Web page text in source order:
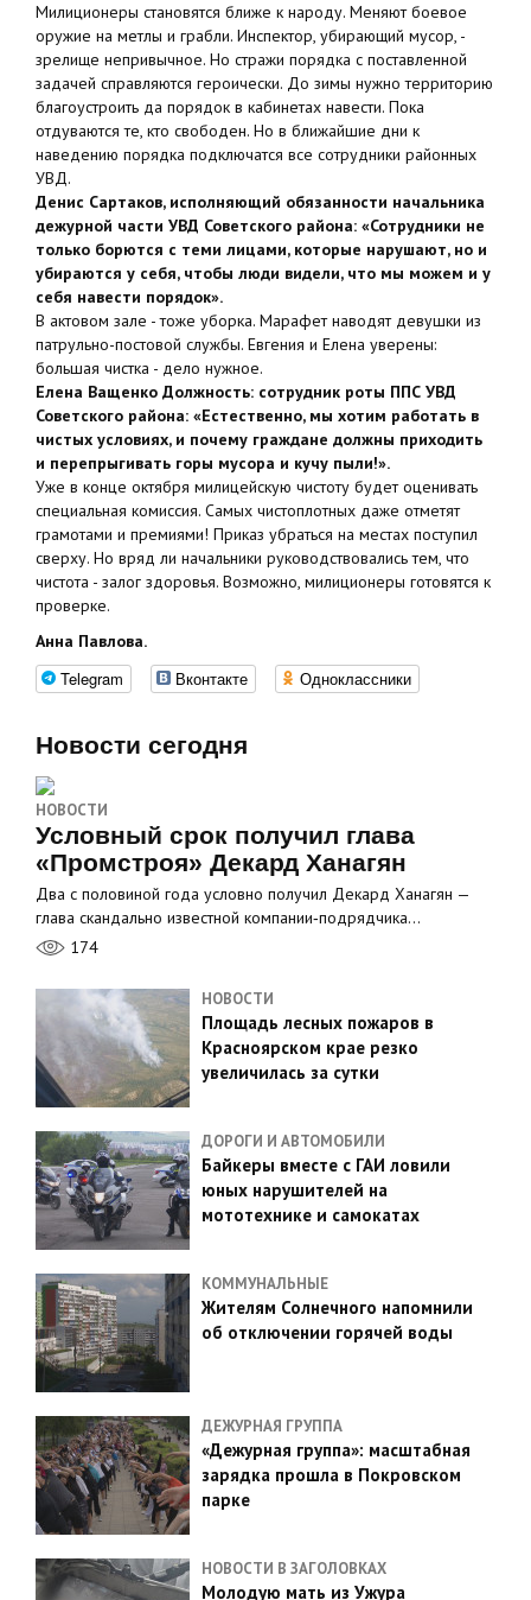
Милиционеры становятся ближе к народу. Меняют боевое
оружие на метлы и грабли. Инспектор, убирающий мусор, -
зрелище непривычное. Но стражи порядка с поставленной
задачей справляются героически. До зимы нужно территорию
благоустроить да порядок в кабинетах навести. Пока
отдуваются те, кто свободен. Но в ближайшие дни к
наведению порядка подключатся все сотрудники районных
УВД.
Денис Сартаков, исполняющий обязанности начальника
дежурной части УВД Советского района: «Сотрудники не
только борются с теми лицами, которые нарушают, но и
убираются у себя, чтобы люди видели, что мы можем и у
себя навести порядок».
В актовом зале - тоже уборка. Марафет наводят девушки из
патрульно-постовой службы. Евгения и Елена уверены:
большая чистка - дело нужное.
Елена Ващенко Должность: сотрудник роты ППС УВД
Советского района: «Естественно, мы хотим работать в
чистых условиях, и почему граждане должны приходить
и перепрыгивать горы мусора и кучу пыли!».
Уже в конце октября милицейскую чистоту будет оценивать
специальная комиссия. Самых чистоплотных даже отметят
грамотами и премиями! Приказ убраться на местах поступил
сверху. Но вряд ли начальники руководствовались тем, что
чистота - залог здоровья. Возможно, милиционеры готовятся к
проверке.
Анна Павлова.
Telegram Вконтакте Одноклассники
Новости сегодня
НОВОСТИ
Условный срок получил глава
«Промстроя» Декард Ханагян
Два с половиной года условно получил Декард Ханагян —
глава скандально известной компании‑подрядчика…
174
НОВОСТИ
Площадь лесных пожаров в
Красноярском крае резко
увеличилась за сутки
ДОРОГИ И АВТОМОБИЛИ
Байкеры вместе с ГАИ ловили
юных нарушителей на
мототехнике и самокатах
КОММУНАЛЬНЫЕ
Жителям Солнечного напомнили
об отключении горячей воды
ДЕЖУРНАЯ ГРУППА
«Дежурная группа»: масштабная
зарядка прошла в Покровском
парке
НОВОСТИ В ЗАГОЛОВКАХ
Молодую мать из Ужура